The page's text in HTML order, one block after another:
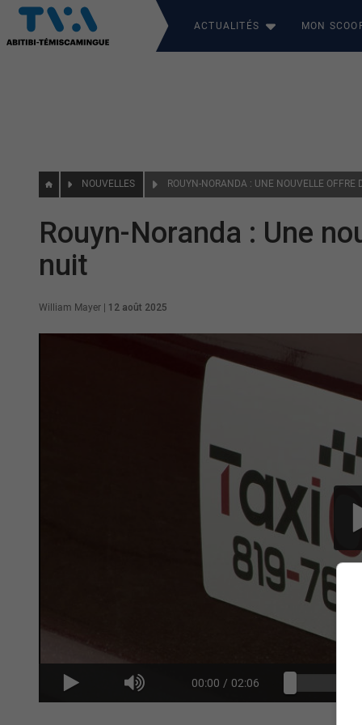
ACTUALITÉS MON
NOUVELLES ROUYN-NORANDA : UNE NOUVELLE OFFRE
Rouyn-Noranda : Une
nuit
William Mayer 12 août 2025
00:00 / 02:06